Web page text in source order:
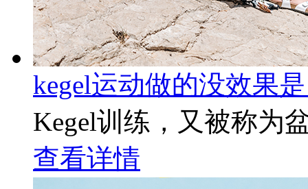
kegel运动做的没效果
Kegel训练，又被称为
查看详情